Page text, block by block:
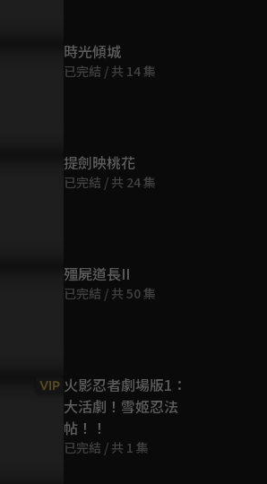
時光傾城
已完結 / 共 14 集
提劍映桃花
已完結 / 共 24 集
殭屍道長II
已完結 / 共 50 集
VIP 火影忍者劇場版1：
大活劇！雪姬忍法
帖！！
已完結 / 共 1 集